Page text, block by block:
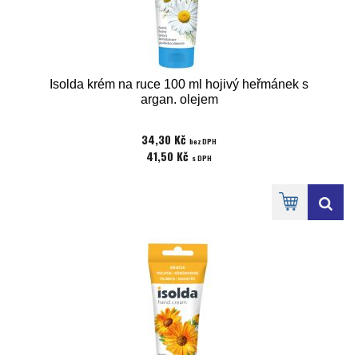
Isolda krém na ruce 100 ml hojivý heřmánek s
argan. olejem
34,30 Kč bez DPH
41,50 Kč s DPH